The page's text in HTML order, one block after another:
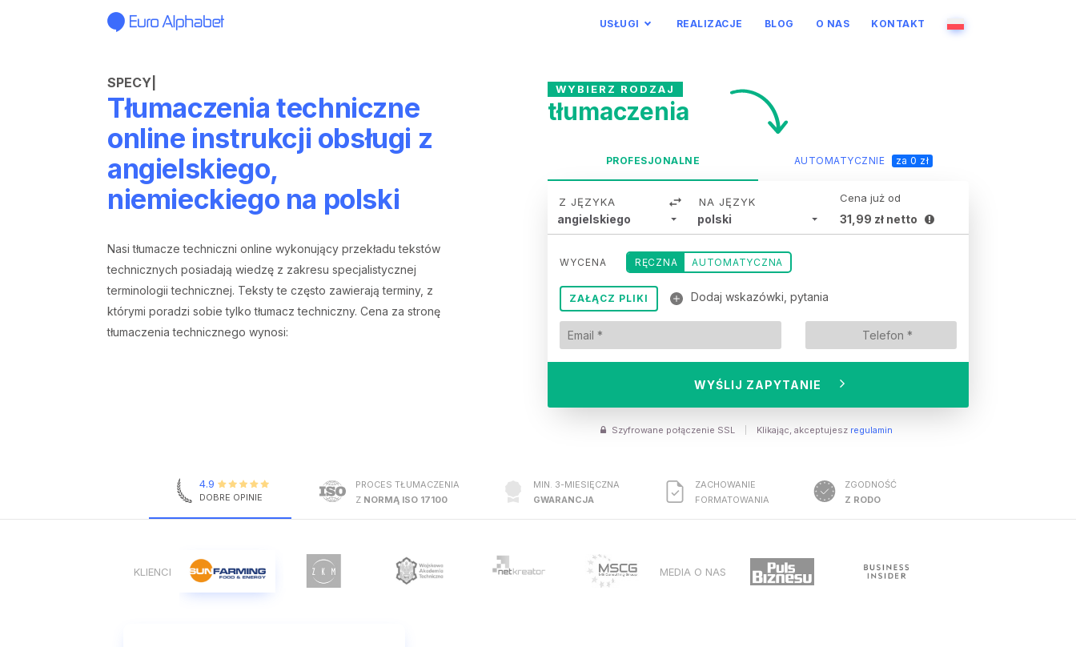
USŁUGI REALIZACJE BLOG O NAS KONTAKT
SPECYFIKACJE
Tłumaczenia techniczne
online instrukcji obsługi z
angielskiego,
niemieckiego na polski
Nasi tłumacze techniczni online wykonujący przekładu tekstów
technicznych posiadają wiedzę z zakresu specjalistycznej
terminologii technicznej. Teksty te często zawierają terminy, z
którymi poradzi sobie tylko tłumacz techniczny. Cena za stronę
tłumaczenia technicznego wynosi:
WYBIERZ RODZAJ
tłumaczenia
PROFESJONALNE AUTOMATYCZNIE za 0 zł
Z JĘZYKA
angielskiego
NA JĘZYK
polski
Cena już od
31,99 zł netto
WYCENA RĘCZNA AUTOMATYCZNA
ZAŁĄCZ PLIKI Dodaj wskazówki, pytania
WYŚLIJ ZAPYTANIE
Szyfrowane połączenie SSL Klikając, akceptujesz regulamin
4.9
DOBRE OPINIE
PROCES TŁUMACZENIA
Z NORMĄ ISO 17100
MIN. 3-MIESIĘCZNA
GWARANCJA
ZACHOWANIE
FORMATOWANIA
ZGODNOŚĆ
Z RODO
KLIENCI MEDIA O NAS